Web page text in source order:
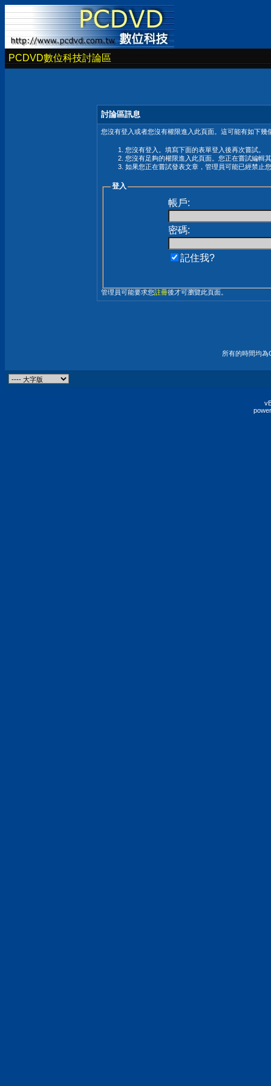
PCDVD數位科技討論區
討論區訊息
您沒有登入或者您沒有權限進入此頁面。這可能有如下幾
您沒有登入。填寫下面的表單登入後再次嘗試。
您沒有足夠的權限進入此頁面。您正在嘗試編輯
如果您正在嘗試發表文章，管理員可能已經禁止
登入
帳戶:
密碼:
記住我?
管理員可能要求您註冊後才可瀏覽此頁面。
所有的時間均為